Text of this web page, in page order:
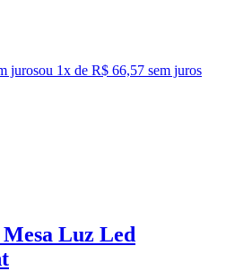
jurosou 1x de R$ 66,57 sem juros
Luz Led